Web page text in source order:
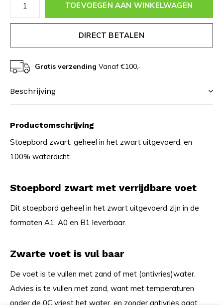
TOEVOEGEN AAN WINKELWAGEN
DIRECT BETALEN
Gratis verzending Vanaf €100,-
Beschrijving
Productomschrijving
Stoepbord zwart, geheel in het zwart uitgevoerd, en
100% waterdicht.
Stoepbord zwart met verrijdbare voet
Dit stoepbord geheel in het zwart uitgevoerd zijn in de
formaten A1, A0 en B1 leverbaar.
Zwarte voet is vul baar
De voet is te vullen met zand of met (antivries)water.
Advies is te vullen met zand, want met temperaturen
onder de 0C vriest het water, en zonder antivries gaat